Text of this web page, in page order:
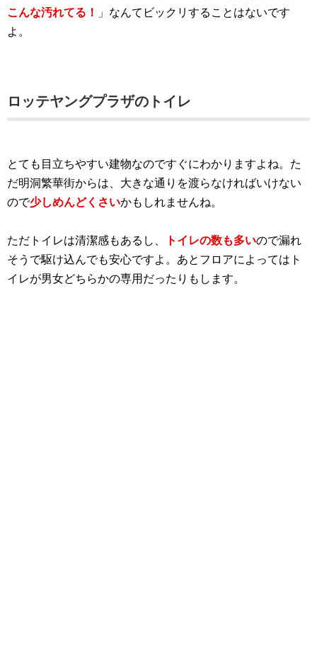
こんな汚れてる！
」なんてビックリすることはないです
よ。
ロッテヤングプラザのトイレ
とても目立ちやすい建物なのですぐにわかりますよね。た
だ明洞繁華街からは、大きな通りを渡らなければいけない
ので少しめんどくさいかもしれませんね。
ただトイレは清潔感もあるし、 トイレの数も多いので漏れ
そうで駆け込んでも安心ですよ。あとフロアによってはト
イレが男女どちらかの専用だったりもします。